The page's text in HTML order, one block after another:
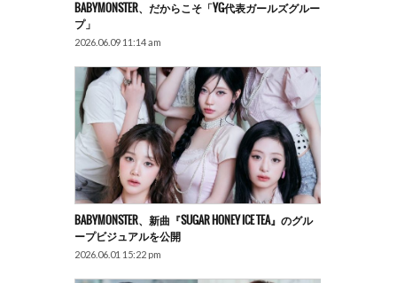
BABYMONSTER、だからこそ「YG代表ガールズグルー
プ」
2026.06.09 11:14 am
BABYMONSTER、新曲『SUGAR HONEY ICE TEA』のグル
ープビジュアルを公開
2026.06.01 15:22 pm